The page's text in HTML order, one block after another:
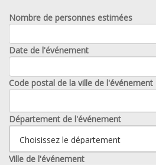
Nombre de personnes estimées
Date de l'événement
Code postal de la ville de l'événement
Département de l'événement
Ville de l'événement